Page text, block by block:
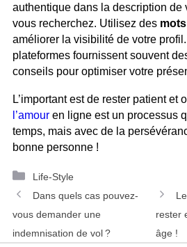
authentique dans la description de
vous recherchez. Utilisez des
améliorer la visibilité de votre
plateformes fournissent souvent
conseils pour optimiser votre
L’important est de rester patient et
l’amour en ligne est un processus
temps, mais avec de la
bonne personne !
Catégories
Life-Style
Navigation
des
articles
Dans quels cas pouvez-
vous demander une
indemnisation de vol ?
rester
âge !